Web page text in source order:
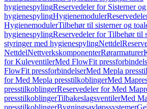
hygienespylingReservedeler for Sisterner
hygienespylingHygienemoduler
HygienemodulerTilbehør til sisterner og
hygienespylingReservedeler for Tilbehør til
styringer med hygienespylingNettdel
NettdelNettverkskomponenterRørarmaturer
for KuleventilerMed FlowFit
FlowFit pressforbindelserMed Mepla
for Med Mepla presstilkoblingerMed
presstilkoblingerReservedeler for Med
presstilkoblingerTilbakeslagsventilerMed
presstilkoblingerBygningsavløpssystemer